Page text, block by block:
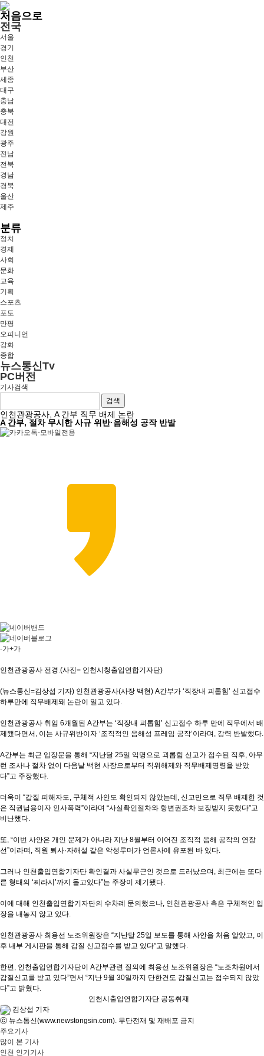
처음으로
전국
서울
경기
인천
부산
세종
대구
충남
충북
대전
강원
광주
전남
전북
경남
경북
울산
제주
분류
정치
경제
사회
문화
교육
기획
스포츠
포토
만평
오피니언
강화
종합
뉴스통신Tv
PC버전
기사검색
검색
인천관광공사, A 간부 직무 배제 논란
A 간부, 절차 무시한 사규 위반·음해성 공작 반발
-가+가
인천관광공사 전경.(사진= 인천시청출입연합기자단)
(뉴스통신=김상섭 기자) 인천관광공사(사장 백현) A간부가 ‘직장내 괴롭힘’ 신고접수
하루만에 직무배제돼 논란이 일고 있다.
인천관광공사 취임 6개월된 A간부는 ‘직장내 괴롭힘’ 신고접수 하루 만에 직무에서 배
제됐다면서, 이는 사규위반이자 ‘조직적인 음해성 프레임 공작’이라며, 강력 반발했다.
A간부는 최근 입장문을 통해 “지난달 25일 익명으로 괴롭힘 신고가 접수된 직후, 아무
런 조사나 절차 없이 다음날 백현 사장으로부터 직위해제와 직무배제명령을 받았
다”고 주장했다.
더욱이 “갑질 피해자도, 구체적 사안도 확인되지 않았는데, 신고만으로 직무 배제한 것
은 직권남용이자 인사폭력”이라며 “사실확인절차와 항변권조차 보장받지 못했다”고
비난했다.
또, “이번 사안은 개인 문제가 아니라 지난 8월부터 이어진 조직적 음해 공작의 연장
선”이라며, 직원 퇴사·자해설 같은 악성루머가 언론사에 유포된 바 있다.
그러나 인천출입연합기자단 확인결과 사실무근인 것으로 드러났으며, 최근에는 또다
른 형태의 ‘찌라시’까지 돌고있다”는 주장이 제기됐다.
이에 대해 인천출입연합기자단의 수차례 문의했으나, 인천관광공사 측은 구체적인 입
장을 내놓지 않고 있다.
인천관광공사 최용선 노조위원장은 “지난달 25일 보도를 통해 사안을 처음 알았고, 이
후 내부 게시판을 통해 갑질 신고접수를 받고 있다”고 말했다.
한편, 인천출입연합기자단이 A간부관련 질의에 최용선 노조위원장은 “노조차원에서
갑질신고를 받고 있다”면서 “지난 9월 30일까지 단한건도 갑질신고는 접수되지 않았
다”고 밝혔다.
인천시출입연합기자단 공동취재
김상섭 기자
ⓒ 뉴스통신(www.newstongsin.com). 무단전재 및 재배포 금지
주요기사
많이 본 기사
인천 인기기사